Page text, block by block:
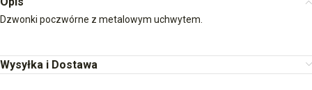
Dzwonki poczwórne z metalowym uchwytem.
Wysyłka i Dostawa